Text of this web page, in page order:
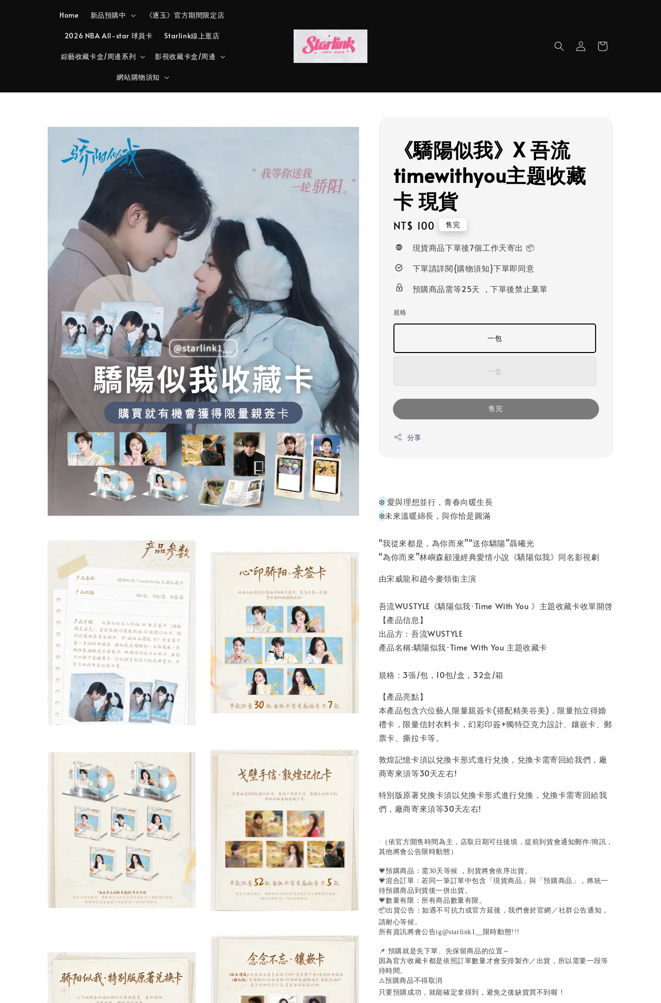
Home 新品預購中 《逐玉》官方期間限定店
2026 NBA All-star 球員卡 Starlink線上逛店
綜藝收藏卡盒/周邊系列 影視收藏卡盒/周邊
網站購物須知
《驕陽似我》X 吾流
timewithyou主题收藏
卡 現貨
Regular
price
NT$ 100 售完
現貨商品下單後7個工作天寄出 📦
下單請詳閱{購物須知}下單即同意
預購商品需等25天 ，下單後禁止棄單
規格
一包
一盒
售完
分享
❄️ 愛與理想並行，青春向暖生長
❄️未來溫暖綿長，與你恰是圓滿
“我從來都是，為你而來”“送你驕陽”聶曦光
“為你而來”林嶼森顧漫經典愛情小說《驕陽似我》同名影視劇
由宋威龍和趙今麥領銜主演
吾流WUSTYLE《驕陽似我·Time With You 》主題收藏卡收單開啓
【產品信息】
出品方：吾流WUSTYLE
產品名稱:驕陽似我·Time With You 主題收藏卡
規格：3張/包，10包/盒，32盒/箱
【產品亮點】
本產品包含六位藝人限量親簽卡(搭配精美谷美)，限量拍立得婚
禮卡，限量信封衣料卡，幻彩印簽+獨特亞克力設計、鑲嵌卡、郵
票卡、撕拉卡等。
敦煌記憶卡須以兌換卡形式進行兌換，兌換卡需寄回給我們，廠
商寄來須等30天左右!
特別版原著兌換卡須以兌換卡形式進行兌換，兌換卡需寄回給我
們，廠商寄來須等30天左右!
·（依官方開售時間為主，店取日期可往後填，提前到貨會通知郵件/簡訊，
其他將會公告限時動態）
💗預購商品：需30天等候 ，到貨將會依序出貨。
💗混合訂單：若同一筆訂單中包含「現貨商品」與「預購商品」，將統一
待預購商品到貨後一併出貨。
💗數量有限：所有商品數量有限。
📦出貨公告：如遇不可抗力或官方延後，我們會於官網／社群公告通知，
請耐心等候。
所有資訊將會公告ig@starlink1__限時動態!!!
📌 預購就是先下單、先保留商品的位置～
因為官方收藏卡都是依照訂單數量才會安排製作／出貨，所以需要一段等
待時間。
⚠️預購商品不得取消
只要預購成功，就能確定拿得到，避免之後缺貨買不到喔！